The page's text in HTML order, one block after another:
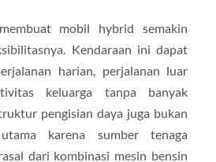
mobil hybrid semakin
Kendaraan ini dapat
harian, perjalanan luar
keluarga tanpa banyak
pengisian daya juga bukan
karena sumber tenaga
dari kombinasi mesin bensin